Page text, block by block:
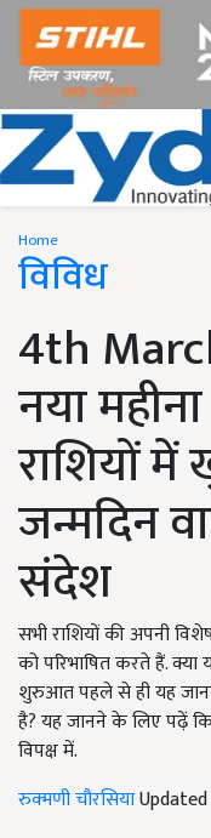
Home
विविध
4th
नया
राशियों में
जन्मदिन
संदेश
सभी राशियों की अपनी
को परिभाषित करते हैं.
शुरुआत पहले से ही यह
है? यह जानने के लिए पढ़ें
विपक्ष में.
रुक्मणी चौरसिया